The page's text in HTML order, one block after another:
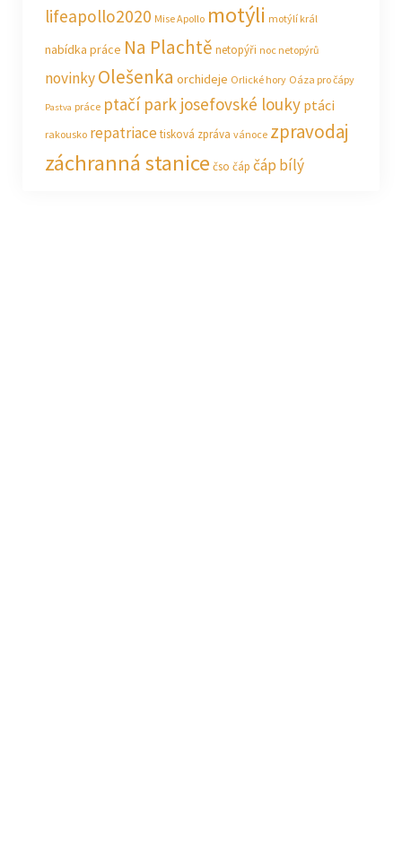
lifeapollo2020 Mise Apollo motýli motýlí král
nabídka práce Na Plachtě netopýři noc netopýrů
novinkyOlešenka orchideje Orlické hory Oáza pro čápy
Pastva práce ptačí park josefovské louky ptáci
rakousko repatriacetisková zpráva vánoce zpravodaj
záchranná stanice čso čáp čáp bílý